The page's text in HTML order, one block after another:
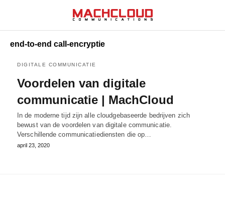
end-to-end call-encryptie
DIGITALE COMMUNICATIE
Voordelen van digitale
communicatie | MachCloud
In de moderne tijd zijn alle cloudgebaseerde bedrijven zich
bewust van de voordelen van digitale communicatie.
Verschillende communicatiediensten die op…
april 23, 2020